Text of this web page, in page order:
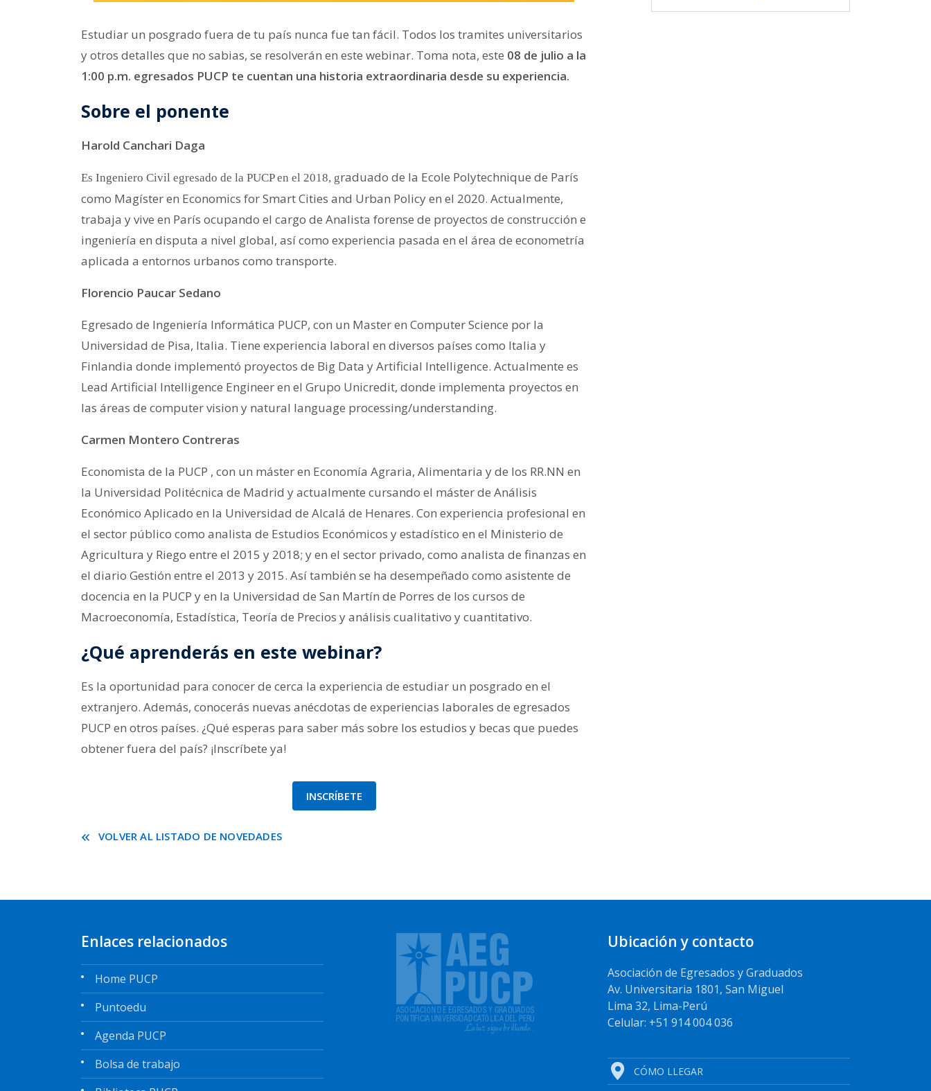
Estudiar un posgrado fuera de tu país nunca fue tan fácil. Todos los tramites universitarios
y otros detalles que no sabias, se resolverán en este webinar. Toma nota, este 08 de julio a la
1:00 p.m. egresados PUCP te cuentan una historia extraordinaria desde su experiencia.
Sobre el ponente
Harold Canchari Daga
Es Ingeniero Civil egresado de la PUCP en el 2018, graduado de la Ecole Polytechnique de París
como Magíster en Economics for Smart Cities and Urban Policy en el 2020. Actualmente,
trabaja y vive en París ocupando el cargo de Analista forense de proyectos de construcción e
ingeniería en disputa a nivel global, así como experiencia pasada en el área de econometría
aplicada a entornos urbanos como transporte.
Florencio Paucar Sedano
Egresado de Ingeniería Informática PUCP, con un Master en Computer Science por la
Universidad de Pisa, Italia. Tiene experiencia laboral en diversos países como Italia y
Finlandia donde implementó proyectos de Big Data y Artificial Intelligence. Actualmente es
Lead Artificial Intelligence Engineer en el Grupo Unicredit, donde implementa proyectos en
las áreas de computer vision y natural language processing/understanding.
Carmen Montero Contreras
Economista de la PUCP , con un máster en Economía Agraria, Alimentaria y de los RR.NN en
la Universidad Politécnica de Madrid y actualmente cursando el máster de Análisis
Económico Aplicado en la Universidad de Alcalá de Henares. Con experiencia profesional en
el sector público como analista de Estudios Económicos y estadístico en el Ministerio de
Agricultura y Riego entre el 2015 y 2018; y en el sector privado, como analista de finanzas en
el diario Gestión entre el 2013 y 2015. Así también se ha desempeñado como asistente de
docencia en la PUCP y en la Universidad de San Martín de Porres de los cursos de
Macroeconomía, Estadística, Teoría de Precios y análisis cualitativo y cuantitativo.
¿Qué aprenderás en este webinar?
Es la oportunidad para conocer de cerca la experiencia de estudiar un posgrado en el
extranjero. Además, conocerás nuevas anécdotas de experiencias laborales de egresados
PUCP en otros países. ¿Qué esperas para saber más sobre los estudios y becas que puedes
obtener fuera del país? ¡Inscríbete ya!
INSCRÍBETE
VOLVER AL LISTADO DE NOVEDADES
Enlaces relacionados
Home PUCP
Puntoedu
Agenda PUCP
Bolsa de trabajo
Ubicación y contacto
Asociación de Egresados y Graduados
Av. Universitaria 1801, San Miguel
Lima 32, Lima-Perú
Celular: +51 914 004 036
CÓMO LLEGAR